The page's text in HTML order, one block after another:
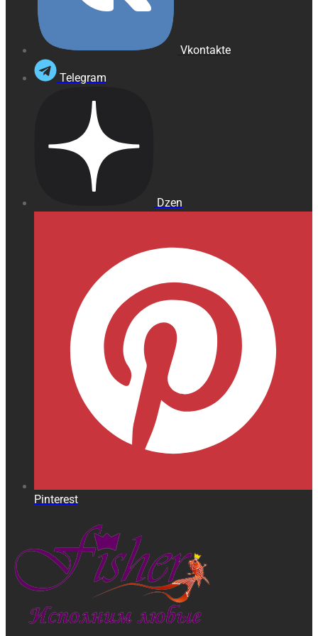
Vkontakte
Telegram
Dzen
Pinterest